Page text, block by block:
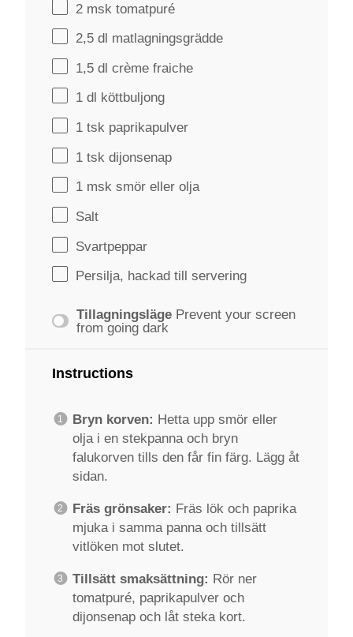
2 msk tomatpuré
2,5 dl matlagningsgrädde
1,5 dl crème fraiche
1 dl köttbuljong
1 tsk paprikapulver
1 tsk dijonsenap
1 msk smör eller olja
Salt
Svartpeppar
Persilja, hackad till servering
Tillagningsläge Prevent your screen
from going dark
Instructions
Bryn korven: Hetta upp smör eller
olja i en stekpanna och bryn
falukorven tills den får fin färg. Lägg åt
sidan.
Fräs grönsaker: Fräs lök och paprika
mjuka i samma panna och tillsätt
vitlöken mot slutet.
Tillsätt smaksättning: Rör ner
tomatpuré, paprikapulver och
dijonsenap och låt steka kort.